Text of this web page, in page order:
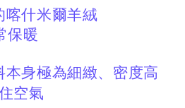
喀什米爾羊絨
保暖
本身極為細緻、密度高
空氣